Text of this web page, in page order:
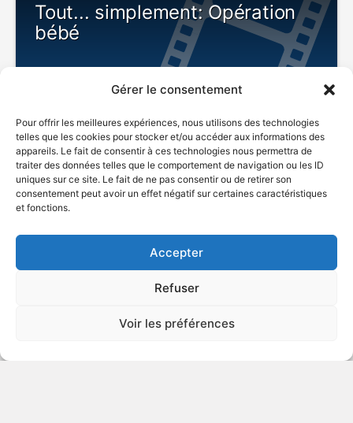
Gérer le consentement
Pour offrir les meilleures expériences, nous utilisons des technologies
telles que les cookies pour stocker et/ou accéder aux informations des
appareils. Le fait de consentir à ces technologies nous permettra de
traiter des données telles que le comportement de navigation ou les ID
uniques sur ce site. Le fait de ne pas consentir ou de retirer son
consentement peut avoir un effet négatif sur certaines caractéristiques
et fonctions.
Accepter
Refuser
Voir les préférences
Tout... simplement: Opération
bébé
2008 Documentaire
Tout... simplement: Une journée